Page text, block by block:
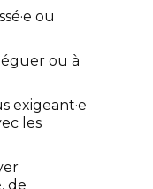
ou
ou à
exigeant·e
les
de